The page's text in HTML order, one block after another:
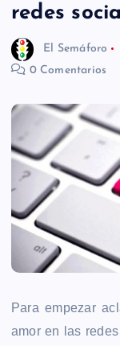
redes
El Semáforo
0 Comentarios
Para empezar
amor en las